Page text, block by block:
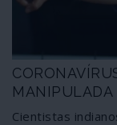
MANIPULADA
Cientistas